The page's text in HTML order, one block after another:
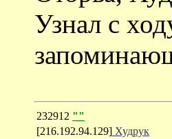
Узнал с
232912 ""
[216.192.94.129] Худрук